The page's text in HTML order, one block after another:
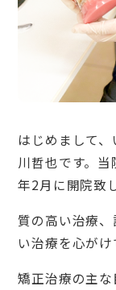
はじめまして
川哲也です。
年2月に開院致
質の高い治療
い治療を心がけ
矯正治療の主